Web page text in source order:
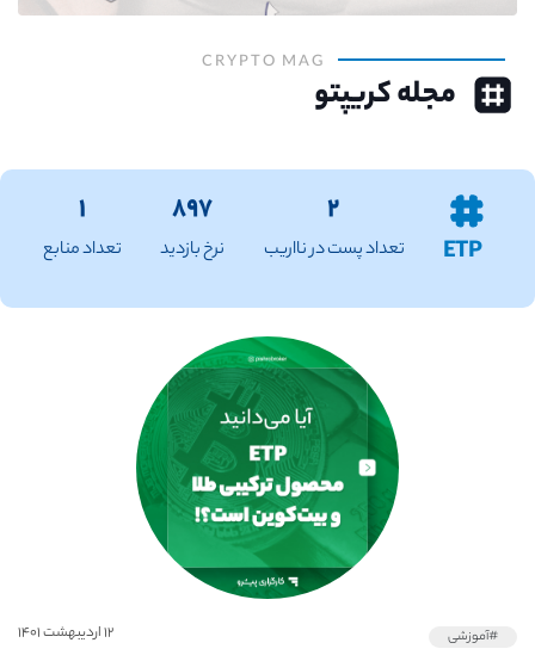
CRYPTO MAG
مجله کریپتو
ETP
۲
تعداد پست در نااریب
۸۹۷
نرخ بازدید
۱
تعداد منابع
#آموزشی ۱۲ اردیبهشت ۱۴۰۱